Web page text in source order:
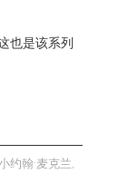
也是该系列
约翰·麦克兰,